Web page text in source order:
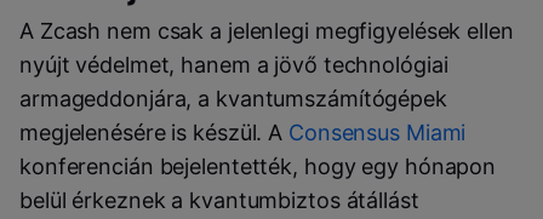
A Zcash nem csak a jelenlegi megfigyelések ellen
nyújt védelmet, hanem a jövő technológiai
armageddonjára, a kvantumszámítógépek
megjelenésére is készül. A Consensus Miami
konferencián bejelentették, hogy egy hónapon
belül érkeznek a kvantumbiztos átállást